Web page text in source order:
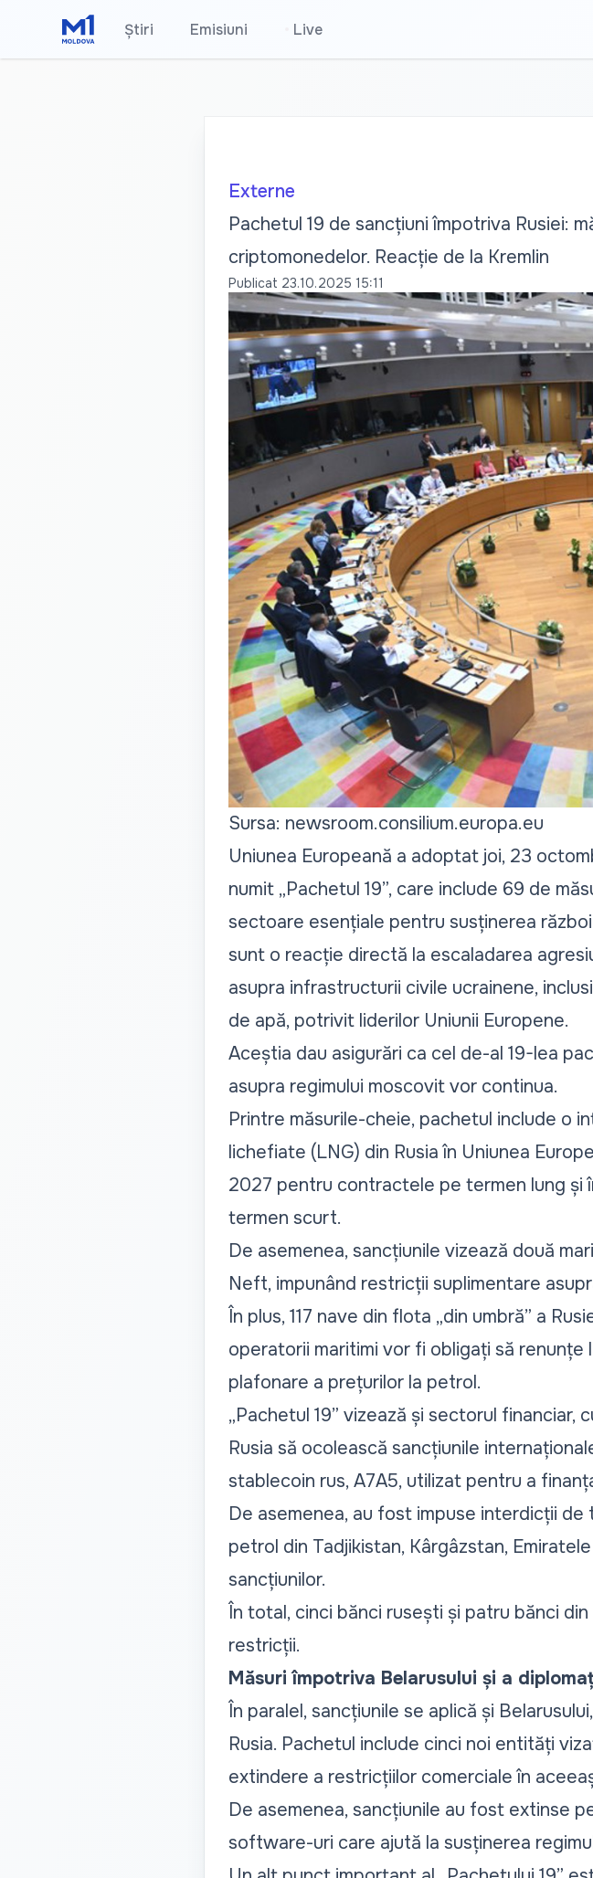
Știri Emisiuni Live
Externe
Pachetul 19 de sancțiuni împotriva Rusiei:
criptomonedelor. Reacție de la Kremlin
Publicat 23.10.2025 15:11
Sursa: newsroom.consilium.europa.eu
Uniunea Europeană a adoptat joi, 23
numit „Pachetul 19”, care include 69 de
sectoare esențiale pentru susținerea
sunt o reacție directă la escaladarea
asupra infrastructurii civile ucrainene,
de apă, potrivit liderilor Uniunii Europene.
Aceștia dau asigurări ca cel de-al 19-lea
asupra regimului moscovit vor continua.
Printre măsurile-cheie, pachetul include o
lichefiate (LNG) din Rusia în Uniunea
2027 pentru contractele pe termen lung
termen scurt.
De asemenea, sancțiunile vizează două
Neft, impunând restricții suplimentare
În plus, 117 nave din flota „din umbră” a
operatorii maritimi vor fi obligați să
plafonare a prețurilor la petrol.
„Pachetul 19” vizează și sectorul financiar,
Rusia să ocolească sancțiunile
stablecoin rus, A7A5, utilizat pentru a
De asemenea, au fost impuse interdicții
petrol din Tadjikistan, Kârgâzstan,
sancțiunilor.
În total, cinci bănci rusești și patru bănci
restricții.
Măsuri împotriva Belarusului și a
În paralel, sancțiunile se aplică și
Rusia. Pachetul include cinci noi entități
extindere a restricțiilor comerciale în
De asemenea, sancțiunile au fost extinse
software-uri care ajută la susținerea